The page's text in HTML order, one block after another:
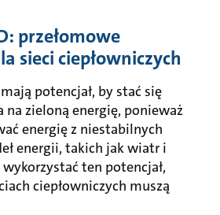
przełomowe
sieci ciepłowniczych
potencjał, by stać się
na zieloną energię, ponieważ
energię z niestabilnych
energii, takich jak wiatr i
wykorzystać ten potencjał,
ciepłowniczych muszą